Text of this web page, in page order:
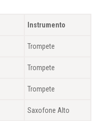
Instrumento
Trompete
Trompete
Trompete
Saxofone Alto